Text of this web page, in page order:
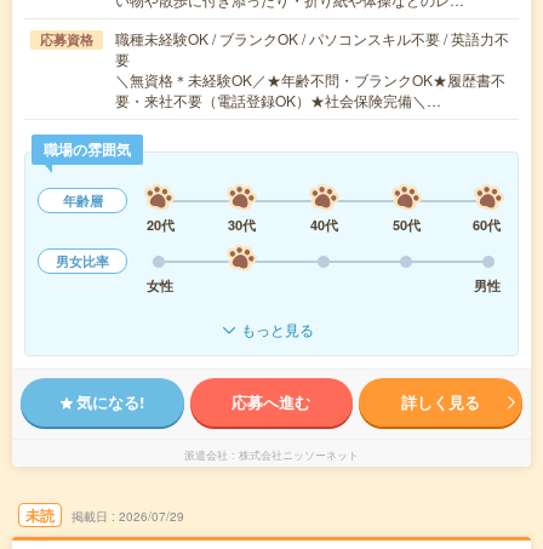
応募資格
職種未経験OK / ブランクOK / パソコンスキル不要 / 英語力不
要
＼無資格＊未経験OK／★年齢不問・ブランクOK★履歴書不
要・来社不要（電話登録OK）★社会保険完備＼…
職場の雰囲気
年齢層
20代
30代 40代 50代
60代
男女比率
女性
男性
もっと見る
気になる! 応募へ進む 詳しく見る
派遣会社 株式会社ニッソーネット
未読 掲載日 2026/07/29